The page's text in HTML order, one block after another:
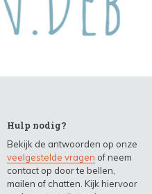
Hulp nodig?
Bekijk de antwoorden op onze
veelgestelde vragen of neem
contact op door te bellen,
mailen of chatten. Kijk hiervoor